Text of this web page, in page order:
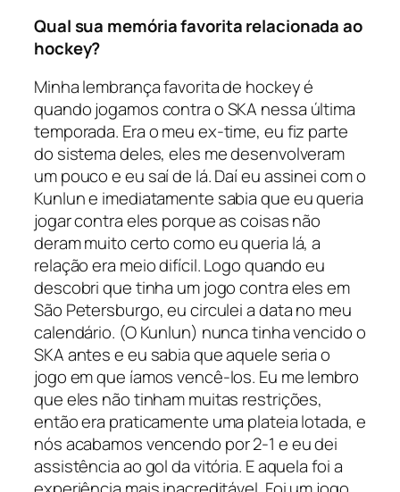
Qual sua memória favorita relacionada ao
hockey?
Minha lembrança favorita de hockey é
quando jogamos contra o SKA nessa última
temporada. Era o meu ex-time, eu fiz parte
do sistema deles, eles me desenvolveram
um pouco e eu saí de lá. Daí eu assinei com o
Kunlun e imediatamente sabia que eu queria
jogar contra eles porque as coisas não
deram muito certo como eu queria lá, a
relação era meio difícil. Logo quando eu
descobri que tinha um jogo contra eles em
São Petersburgo, eu circulei a data no meu
calendário. (O Kunlun) nunca tinha vencido o
SKA antes e eu sabia que aquele seria o
jogo em que íamos vencê-los. Eu me lembro
que eles não tinham muitas restrições,
então era praticamente uma plateia lotada, e
nós acabamos vencendo por 2-1 e eu dei
assistência ao gol da vitória. E aquela foi a